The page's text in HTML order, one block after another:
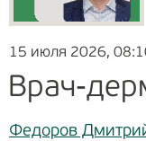
15 июля 2026,
Врач-
Федоров